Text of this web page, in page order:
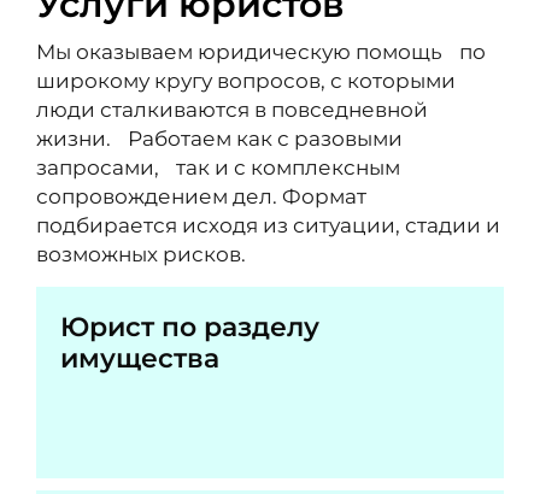
Мы оказываем юридическую помощь по
широкому кругу вопросов, с которыми
люди сталкиваются в повседневной
жизни. Работаем как с разовыми
запросами, так и с комплексным
сопровождением дел. Формат
подбирается исходя из ситуации, стадии и
возможных рисков.
Юрист по разделу
имущества